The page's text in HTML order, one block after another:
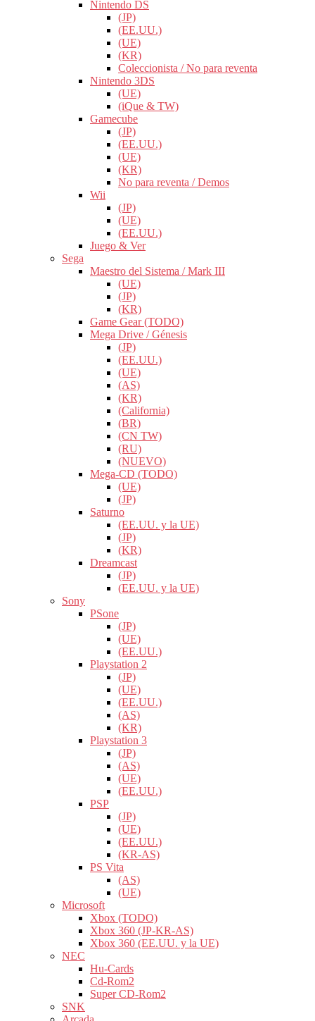
Nintendo DS
(JP)
(EE.UU.)
(UE)
(KR)
Coleccionista / No para reventa
Nintendo 3DS
(UE)
(iQue & TW)
Gamecube
(JP)
(EE.UU.)
(UE)
(KR)
No para reventa / Demos
Wii
(JP)
(UE)
(EE.UU.)
Juego & Ver
Sega
Maestro del Sistema / Mark III
(UE)
(JP)
(KR)
Game Gear (TODO)
Mega Drive / Génesis
(JP)
(EE.UU.)
(UE)
(AS)
(KR)
(California)
(BR)
(CN TW)
(RU)
(NUEVO)
Mega-CD (TODO)
(UE)
(JP)
Saturno
(EE.UU. y la UE)
(JP)
(KR)
Dreamcast
(JP)
(EE.UU. y la UE)
Sony
PSone
(JP)
(UE)
(EE.UU.)
Playstation 2
(JP)
(UE)
(EE.UU.)
(AS)
(KR)
Playstation 3
(JP)
(AS)
(UE)
(EE.UU.)
PSP
(JP)
(UE)
(EE.UU.)
(KR-AS)
PS Vita
(AS)
(UE)
Microsoft
Xbox (TODO)
Xbox 360 (JP-KR-AS)
Xbox 360 (EE.UU. y la UE)
NEC
Hu-Cards
Cd-Rom2
Super CD-Rom2
SNK